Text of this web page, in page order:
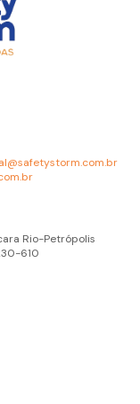
Rio-Petrópolis
610